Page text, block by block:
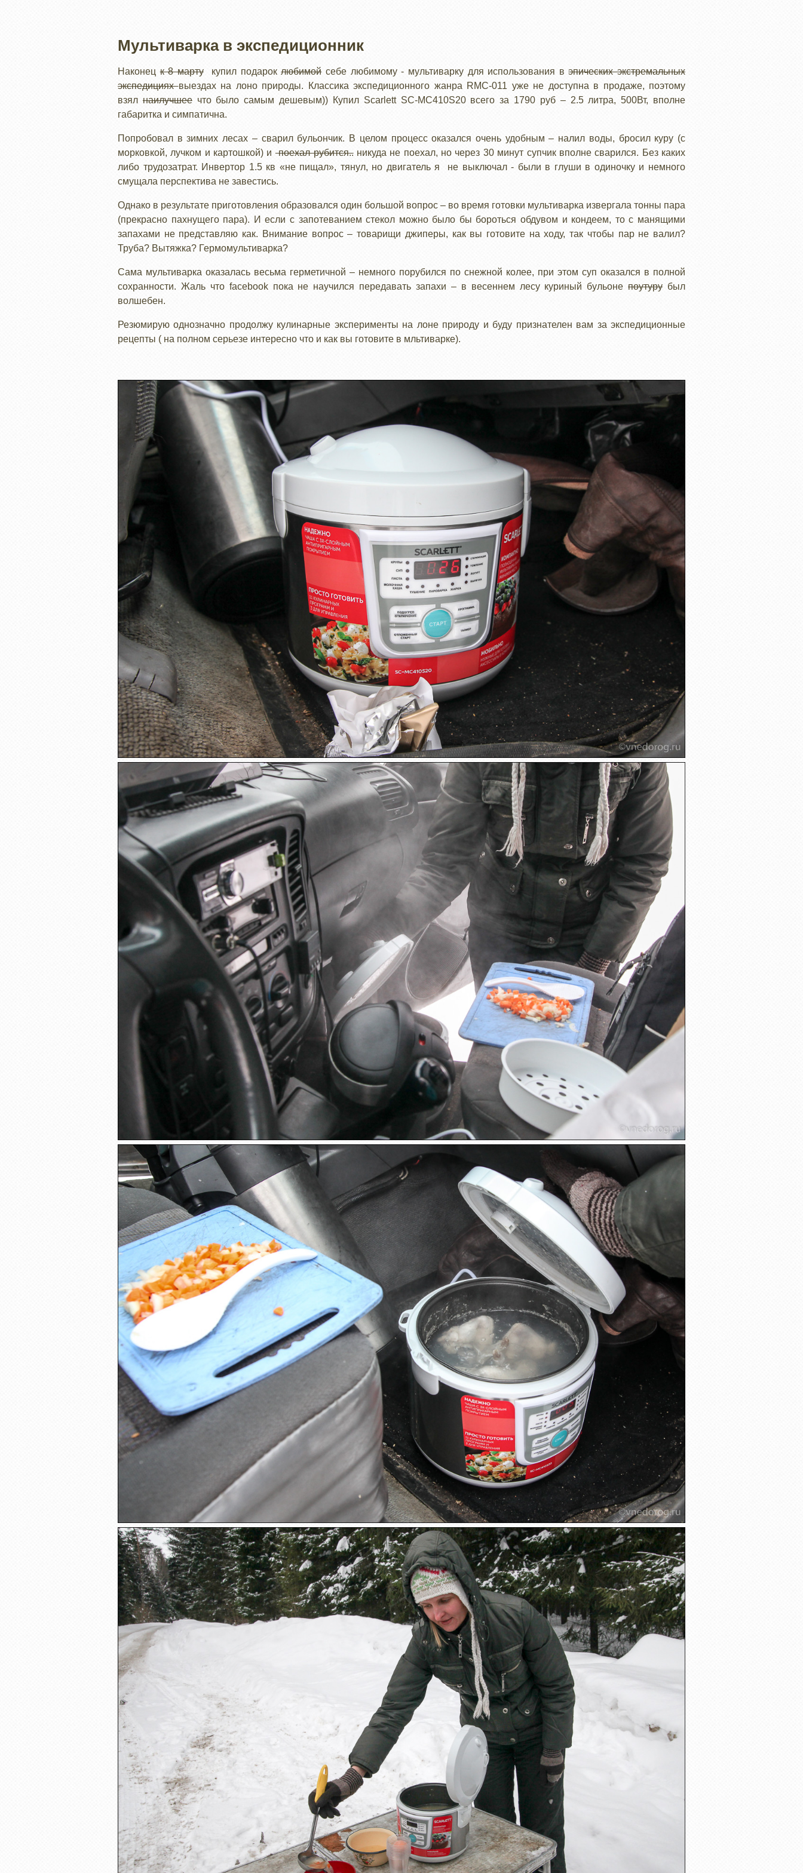
Мультиварка в экспедиционник
Наконецк 8 мартукупил подароклюбимойсебе любимому - мультиварку для использования вэпических экстремальных
экспедицияхвыездах на лоно природы. Классика экспедиционного жанра RMC-011 уже не доступна в продаже, поэтому
взялнаилучшеечто было самым дешевым)) Купил Scarlett SC-MC410S20 всего за 1790 руб – 2.5 литра, 500Вт, вполне
габаритка и симпатична.
Попробовал в зимних лесах – сварил бульончик. В целом процесс оказался очень удобным – налил воды, бросил куру (с
морковкой, лучком и картошкой) ипоехал рубится..никуда не поехал, но через 30 минут супчик вполне сварился. Без каких
либо трудозатрат. Инвертор 1.5 кв «не пищал», тянул, но двигатель я не выключал - были в глуши в одиночку и немного
смущала перспектива не завестись.
Однако в результате приготовления образовался один большой вопрос – во время готовки мультиварка извергала тонны пара
(прекрасно пахнущего пара). И если с запотеванием стекол можно было бы бороться обдувом и кондеем, то с манящими
запахами не представляю как. Внимание вопрос – товарищи джиперы, как вы готовите на ходу, так чтобы пар не валил?
Труба? Вытяжка? Гермомультиварка?
Сама мультиварка оказалась весьма герметичной – немного порубился по снежной колее, при этом суп оказался в полной
сохранности. Жаль что facebook пока не научился передавать запахи – в весеннем лесу куриный бульонепоутурубыл
волшебен.
Резюмирую однозначно продолжу кулинарные эксперименты на лоне природу и буду признателен вам за экспедиционные
рецепты ( на полном серьезе интересно что и как вы готовите в мльтиварке).